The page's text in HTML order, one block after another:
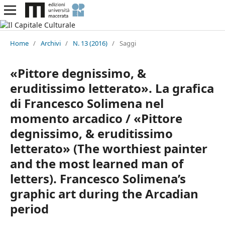
Home / Archivi / N. 13 (2016) / Saggi
«Pittore degnissimo, &
eruditissimo letterato». La grafica
di Francesco Solimena nel
momento arcadico / «Pittore
degnissimo, & eruditissimo
letterato» (The worthiest painter
and the most learned man of
letters). Francesco Solimena’s
graphic art during the Arcadian
period